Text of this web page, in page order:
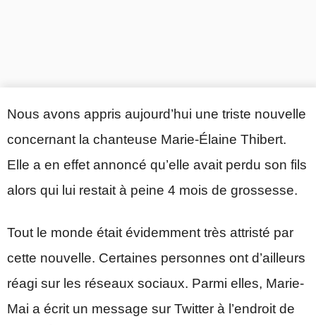
Nous avons appris aujourd’hui une triste nouvelle
concernant la chanteuse Marie-Élaine Thibert.
Elle a en effet annoncé qu’elle avait perdu son fils
alors qui lui restait à peine 4 mois de grossesse.
Tout le monde était évidemment très attristé par
cette nouvelle. Certaines personnes ont d’ailleurs
réagi sur les réseaux sociaux. Parmi elles, Marie-
Mai a écrit un message sur Twitter à l’endroit de